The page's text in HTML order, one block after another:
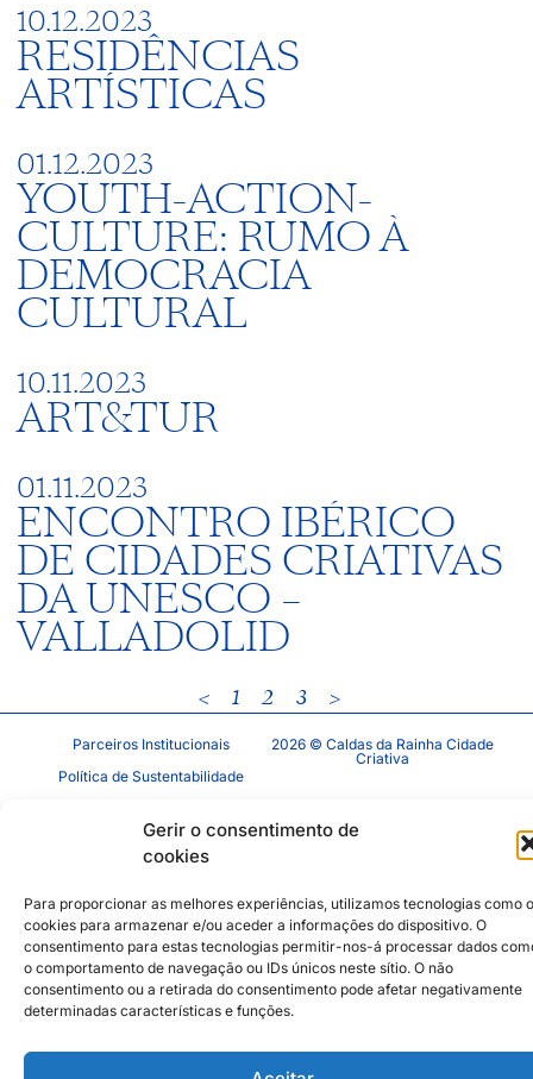
Gerir o consentimento de
cookies
Para proporcionar as melhores experiências, utilizamos tecnologias como
cookies para armazenar e/ou aceder a informações do dispositivo. O
consentimento para estas tecnologias permitir-nos-á processar dados
o comportamento de navegação ou IDs únicos neste sítio. O não
consentimento ou a retirada do consentimento pode afetar negativamente
determinadas características e funções.
10.12.2023
RESIDÊNCIAS
ARTÍSTICAS
01.12.2023
YOUTH-ACTION-
CULTURE: RUMO À
DEMOCRACIA
CULTURAL
10.11.2023
ART&TUR
01.11.2023
ENCONTRO IBÉRICO
DE CIDADES CRIATIVAS
DA UNESCO –
VALLADOLID
< 1 2 3 >
Parceiros Institucionais
Política de Sustentabilidade
Política de Privacidade
2026 © Caldas da Rainha Cidade
Criativa